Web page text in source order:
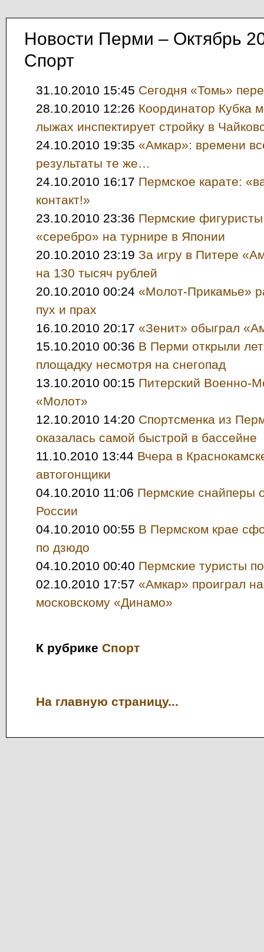
Новости Перми – Октябрь
Спорт
31.10.2010 15:45 Сегодня «Томь»
28.10.2010 12:26 Координатор Кубка
лыжах инспектирует стройку в
24.10.2010 19:35 «Амкар»: времени
результаты те же…
24.10.2010 16:17 Пермское карате:
контакт!»
23.10.2010 23:36 Пермские
«серебро» на турнире в Японии
20.10.2010 23:19 За игру в Питере
на 130 тысяч рублей
20.10.2010 00:24 «Молот-Прикамье»
пух и прах
16.10.2010 20:17 «Зенит» обыграл
15.10.2010 00:36 В Перми открыли
площадку несмотря на снегопад
13.10.2010 00:15 Питерский Военно-
«Молот»
12.10.2010 14:20 Спортсменка из
оказалась самой быстрой в бассейне
11.10.2010 13:44 Вчера в
автогонщики
04.10.2010 11:06 Пермские снайперы
России
04.10.2010 00:55 В Пермском крае
по дзюдо
04.10.2010 00:40 Пермские туристы
02.10.2010 17:57 «Амкар» проиграл
московскому «Динамо»
К рубрике Спорт
На главную страницу...